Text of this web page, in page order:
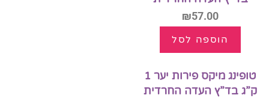
₪57.00
הוספה לסל
טופינג מיקס פירות יער 1
ק”ג בד”ץ העדה החרדית